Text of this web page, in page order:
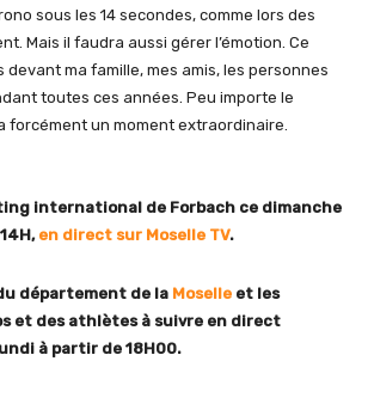
sous les 14 secondes, comme lors des
Mais il faudra aussi gérer l’émotion. Ce
devant ma famille, mes amis, les personnes
toutes ces années. Peu importe le
forcément un moment extraordinaire.
international de Forbach ce dimanche
en direct sur Moselle TV.
département de la Moselle et les
et des athlètes à suivre en direct
à partir de 18H00.